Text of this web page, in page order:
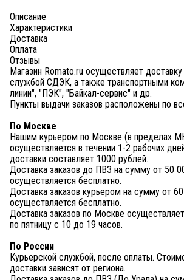
Описание
Характеристики
Доставка
Оплата
Отзывы
Магазин Romato.ru осуществляет
службой СДЭК, а также транспортными
линии", "ПЭК", "Байкал-сервис" и др.
Пункты выдачи заказов расположены по
По Москве
Нашим курьером по Москве (в пределах
осуществляется в течении 1-2 рабочих
доставки составляет 1000 рублей.
Доставка заказов до ПВЗ на сумму от 50
осуществляется бесплатно.
Доставка заказов курьером на сумму от
осуществляется бесплатно.
Доставка заказов по Москве
по пятницу с 10 до 19 часов.
По России
Курьерской службой, после оплаты.
доставки зависят от региона.